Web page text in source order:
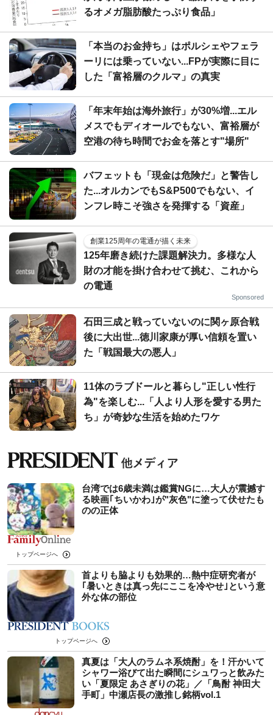
るオメガ脂肪酸たっぷり食品」
「本当のお金持ち」はポルシェやフェラ
ーリには乗っていない...FPが実際に目に
した「富裕層のクルマ」の真実
「年末年始は海外旅行」が30%増...エル
メスでもディオールでもない、富裕層が
空港の待ち時間でお金を落とす"場所"
バフェットも「現金は危険だ」と警告し
た...オルカンでもS&P500でもない、イ
ンフレ時こそ強さを発揮する「資産」
創業125周年の電通が描く未来
125年磨き続けた課題解決力。多様な人
財の才能を掛け合わせて挑む、これから
の電通
Sponsored
石田三成と戦っていないのに関ヶ原合戦
後に大出世...徳川家康が厚い信頼を置い
た「戦国最大の悪人」
11体のラブドールと暮らし"正しい性行
為"を楽しむ...「人より人形を愛する男た
ち」が奇妙な生活を始めたワケ
台湾では6歳未満は鑑賞NGに…大人が震撼す
る映画｢ちいかわ｣が"灰色"に塗って伏せたも
のの正体
トップページへ
首よりも脇よりも効果的…熱中症研究者が
｢暑いときは真っ先にここを冷やせ｣という意
外な体の部位
トップページへ
真夏は「大人のラムネ系焼酎」を！汗かいて
シャワー浴びて出た瞬間にシュワっと飲みた
い「夏限定 あさぎりの花」／「鳥酎 神田大
手町」中瀬店長の激推し銘柄vol.1